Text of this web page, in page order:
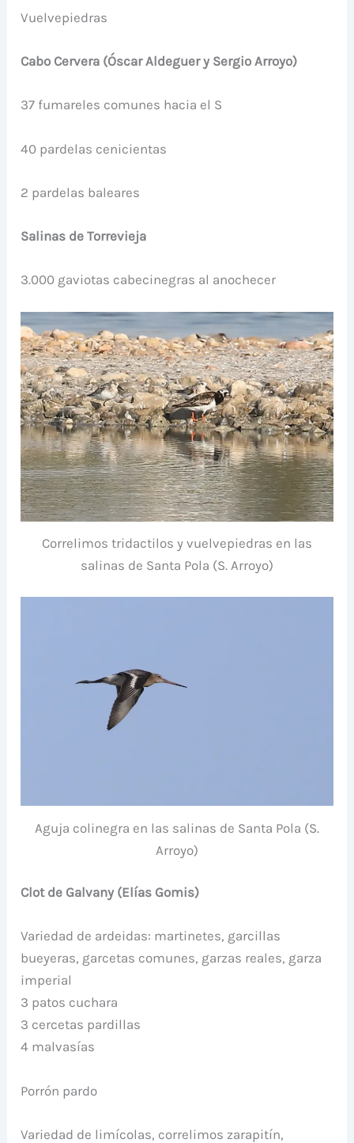
Vuelvepiedras
Cabo Cervera (Óscar Aldeguer y Sergio Arroyo)
37 fumareles comunes hacia el S
40 pardelas cenicientas
2 pardelas baleares
Salinas de Torrevieja
3.000 gaviotas cabecinegras al anochecer
Correlimos tridactilos y vuelvepiedras en las
salinas de Santa Pola (S. Arroyo)
Aguja colinegra en las salinas de Santa Pola (S.
Arroyo)
Clot de Galvany (Elías Gomis)
Variedad de ardeidas: martinetes, garcillas
bueyeras, garcetas comunes, garzas reales, garza
imperial
3 patos cuchara
3 cercetas pardillas
4 malvasías
Porrón pardo
Variedad de limícolas, correlimos zarapitín,